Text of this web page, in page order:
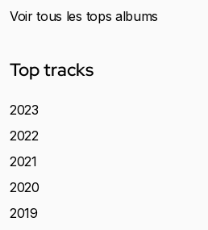
Voir tous les tops albums
Top tracks
2023
2022
2021
2020
2019